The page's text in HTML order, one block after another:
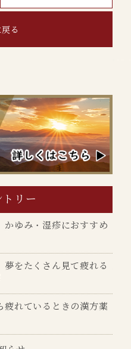
る
リー
かゆみ・湿疹におすすめ
をたくさん見て疲れる
疲れているときの漢方薬